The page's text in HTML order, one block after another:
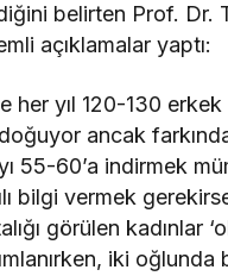
belirten Prof. Dr.
açıklamalar yaptı:
her yıl 120-130
ancak
55-60’a indirmek
bilgi vermek
görülen kadınlar
iki oğlunda